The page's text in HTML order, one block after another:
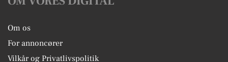
Om os
For annoncører
Vilkår og Privatlivspolitik